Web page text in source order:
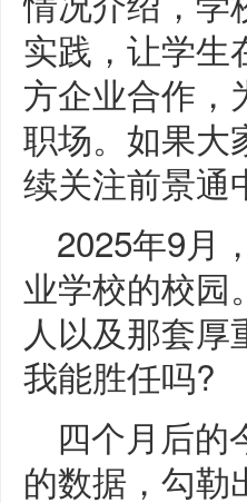
实践，让学生
方企业合作，
职场。如果大
续关注前景通
2025年9月
业学校的校园
人以及那套
我能胜任吗?
四个月后的
的数据，勾勒